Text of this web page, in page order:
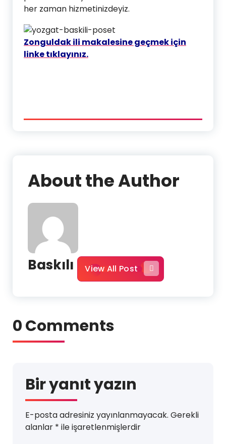
her zaman hizmetinizdeyiz.
Zonguldak ili makalesine geçmek için
linke tıklayınız.
About the Author
Baskılı View All Post
0 Comments
Bir yanıt yazın
E-posta adresiniz yayınlanmayacak. Gerekli
alanlar * ile işaretlenmişlerdir